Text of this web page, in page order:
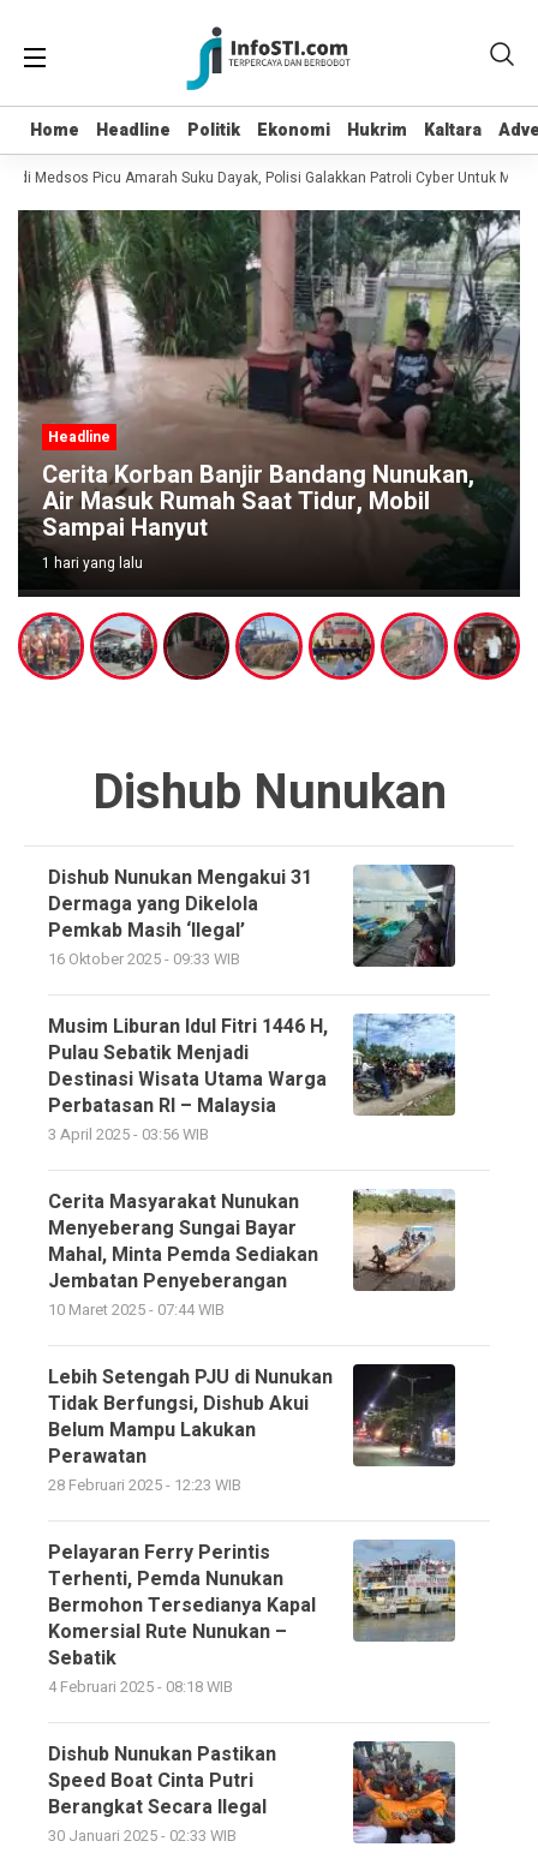
Home Headline Politik Ekonomi Hukrim Kaltara
Home Headline Politik Ekonomi Hukrim Kaltara
Medsos Picu Amarah Suku Dayak, Polisi Galakkan Patroli Cyber Untuk
Headline
Cerita Korban Banjir Bandang Nunukan,
Air Masuk Rumah Saat Tidur, Mobil
Sampai Hanyut
1 hari yang lalu
Dishub Nunukan
Dishub Nunukan Mengakui 31
Dermaga yang Dikelola
Pemkab Masih ‘Ilegal’
16 Oktober 2025 - 09:33 WIB
Musim Liburan Idul Fitri 1446 H,
Pulau Sebatik Menjadi
Destinasi Wisata Utama Warga
Perbatasan RI – Malaysia
3 April 2025 - 03:56 WIB
Cerita Masyarakat Nunukan
Menyeberang Sungai Bayar
Mahal, Minta Pemda Sediakan
Jembatan Penyeberangan
10 Maret 2025 - 07:44 WIB
Lebih Setengah PJU di Nunukan
Tidak Berfungsi, Dishub Akui
Belum Mampu Lakukan
Perawatan
28 Februari 2025 - 12:23 WIB
Pelayaran Ferry Perintis
Terhenti, Pemda Nunukan
Bermohon Tersedianya Kapal
Komersial Rute Nunukan –
Sebatik
4 Februari 2025 - 08:18 WIB
Dishub Nunukan Pastikan
Speed Boat Cinta Putri
Berangkat Secara Ilegal
30 Januari 2025 - 02:33 WIB